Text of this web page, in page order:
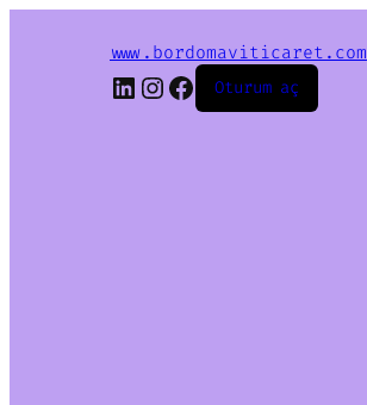
www.bordomaviticaret.com
LinkedIn
Instagram
Facebook
Oturum aç